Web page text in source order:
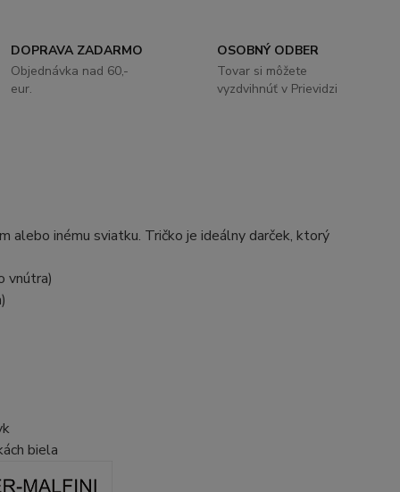
DOPRAVA ZADARMO
Objednávka nad 60,-
eur.
OSOBNÝ ODBER
Tovar si môžete
vyzdvihnúť v Prievidzi
alebo inému sviatku. Tričko je ideálny darček, ktorý
vnútra)
biela